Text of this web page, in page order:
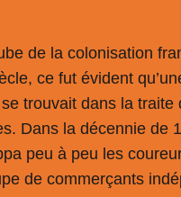
de la colonisation
ce fut évident
trouvait dans la traite
Dans la décennie de
peu à peu les
de commerçants